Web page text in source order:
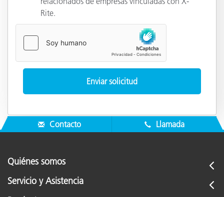
Rite.
Contacto Llamada
Quiénes somos
Servicio y Asistencia